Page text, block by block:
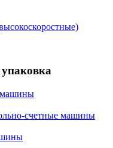
машины
счетные машины